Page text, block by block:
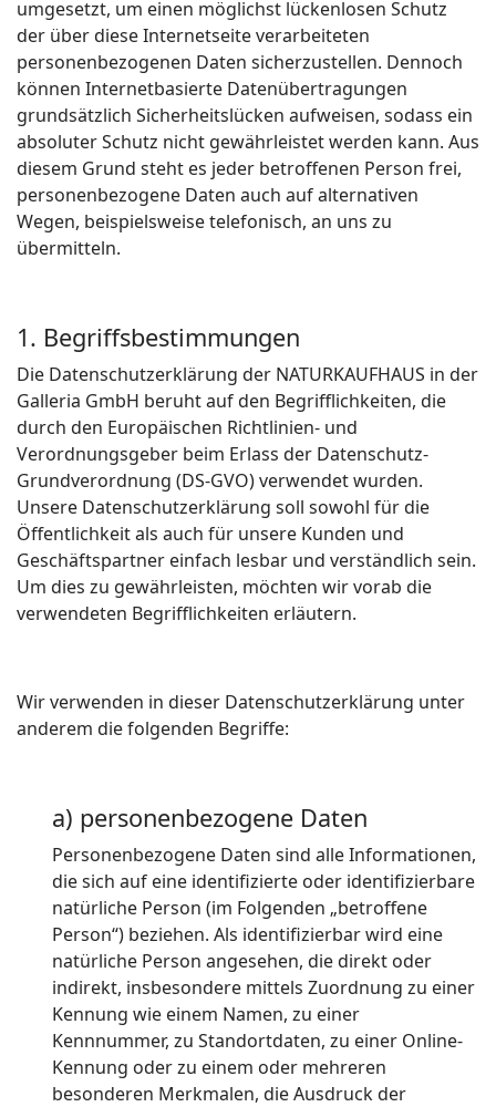
umgesetzt, um einen möglichst lückenlosen Schutz
der über diese Internetseite verarbeiteten
personenbezogenen Daten sicherzustellen. Dennoch
können Internetbasierte Datenübertragungen
grundsätzlich Sicherheitslücken aufweisen, sodass ein
absoluter Schutz nicht gewährleistet werden kann. Aus
diesem Grund steht es jeder betroffenen Person frei,
personenbezogene Daten auch auf alternativen
Wegen, beispielsweise telefonisch, an uns zu
übermitteln.
1. Begriffsbestimmungen
Die Datenschutzerklärung der NATURKAUFHAUS in der
Galleria GmbH beruht auf den Begrifflichkeiten, die
durch den Europäischen Richtlinien- und
Verordnungsgeber beim Erlass der Datenschutz-
Grundverordnung (DS-GVO) verwendet wurden.
Unsere Datenschutzerklärung soll sowohl für die
Öffentlichkeit als auch für unsere Kunden und
Geschäftspartner einfach lesbar und verständlich sein.
Um dies zu gewährleisten, möchten wir vorab die
verwendeten Begrifflichkeiten erläutern.
Wir verwenden in dieser Datenschutzerklärung unter
anderem die folgenden Begriffe:
a) personenbezogene Daten
Personenbezogene Daten sind alle Informationen,
die sich auf eine identifizierte oder identifizierbare
natürliche Person (im Folgenden „betroffene
Person“) beziehen. Als identifizierbar wird eine
natürliche Person angesehen, die direkt oder
indirekt, insbesondere mittels Zuordnung zu einer
Kennung wie einem Namen, zu einer
Kennnummer, zu Standortdaten, zu einer Online-
Kennung oder zu einem oder mehreren
besonderen Merkmalen, die Ausdruck der